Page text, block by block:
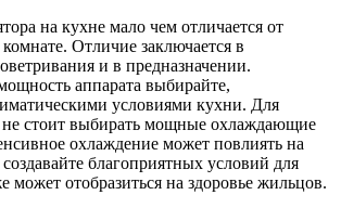
на кухне мало чем отличается от
Отличие заключается в
и в предназначении.
аппарата выбирайте,
условиями кухни. Для
не стоит выбирать мощные охлаждающие
охлаждение может повлиять на
благоприятных условий для
может отобразиться на здоровье жильцов.